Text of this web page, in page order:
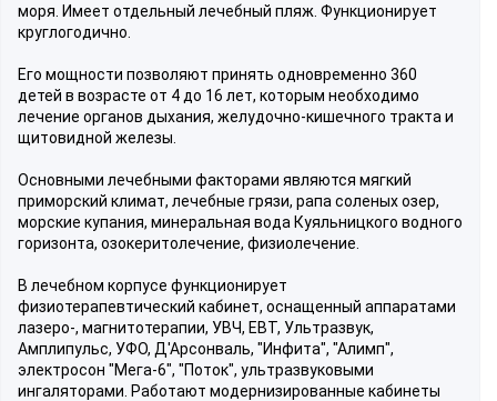
моря. Имеет отдельный лечебный пляж. Функционирует
круглогодично.
Его мощности позволяют принять одновременно 360
детей в возрасте от 4 до 16 лет, которым необходимо
лечение органов дыхания, желудочно-кишечного тракта и
щитовидной железы.
Основными лечебными факторами являются мягкий
приморский климат, лечебные грязи, рапа соленых озер,
морские купания, минеральная вода Куяльницкого водного
горизонта, озокеритолечение, физиолечение.
В лечебном корпусе функционирует
физиотерапевтический кабинет, оснащенный аппаратами
лазеро-, магнитотерапии, УВЧ, ЕВТ, Ультразвук,
Амплипульс, УФО, Д'Арсонваль, "Инфита", "Алимп",
электросон "Мега-6", "Поток", ультразвуковыми
ингаляторами. Работают модернизированные кабинеты